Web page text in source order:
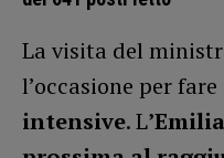
La visita del
l’occasione per fare
intensive. L